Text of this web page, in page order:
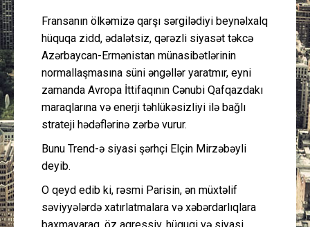
Cəmiyyət
Əlaqə
Fransanın ölkəmizə qarşı sərgilədiyi beynəlxalq
hüquqa zidd, ədalətsiz, qərəzli siyasət təkcə
Azərbaycan-Ermənistan münasibətlərinin
normallaşmasına süni əngəllər yaratmır, eyni
zamanda Avropa İttifaqının Cənubi Qafqazdakı
maraqlarına və enerji təhlükəsizliyi ilə bağlı
strateji hədəflərinə zərbə vurur.
Bunu Trend-ə siyasi şərhçi Elçin Mirzəbəyli
deyib.
O qeyd edib ki, rəsmi Parisin, ən müxtəlif
səviyyələrdə xatırlatmalara və xəbərdarlıqlara
baxmayaraq, öz aqressiv, hüquqi və siyasi